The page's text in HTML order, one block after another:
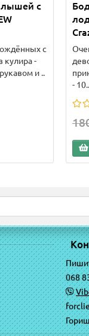
с
с
кулира -
и ..
- 10..
068